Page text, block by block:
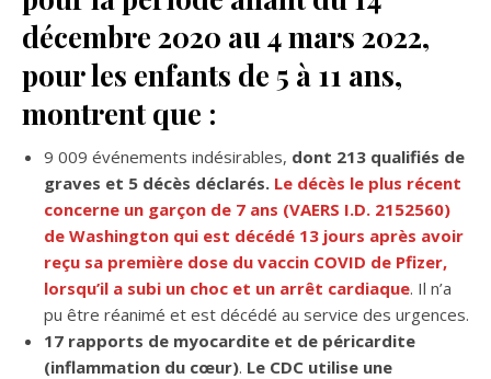
décembre 2020 au 4 mars 2022,
pour les enfants de 5 à 11 ans,
montrent que :
9 009 événements indésirables, dont 213 qualifiés de
graves et 5 décès déclarés. Le décès le plus récent
concerne un garçon de 7 ans (VAERS I.D. 2152560)
de Washington qui est décédé 13 jours après avoir
reçu sa première dose du vaccin COVID de Pfizer,
lorsqu’il a subi un choc et un arrêt cardiaque. Il n’a
pu être réanimé et est décédé au service des urgences.
17 rapports de myocardite et de péricardite
(inflammation du cœur). Le CDC utilise une